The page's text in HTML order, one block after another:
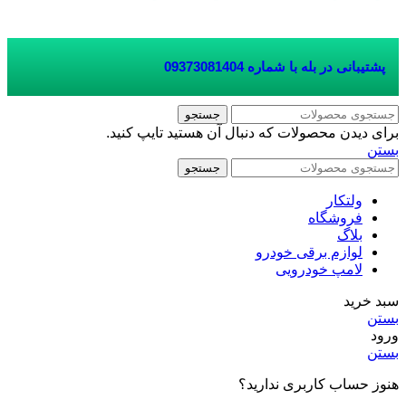
پشتیبانی در بله با شماره 09373081404
جستجو
برای دیدن محصولات که دنبال آن هستید تایپ کنید.
بستن
جستجو
ولتکار
فروشگاه
بلاگ
لوازم برقی خودرو
لامپ خودرویی
سبد خرید
بستن
ورود
بستن
هنوز حساب کاربری ندارید؟